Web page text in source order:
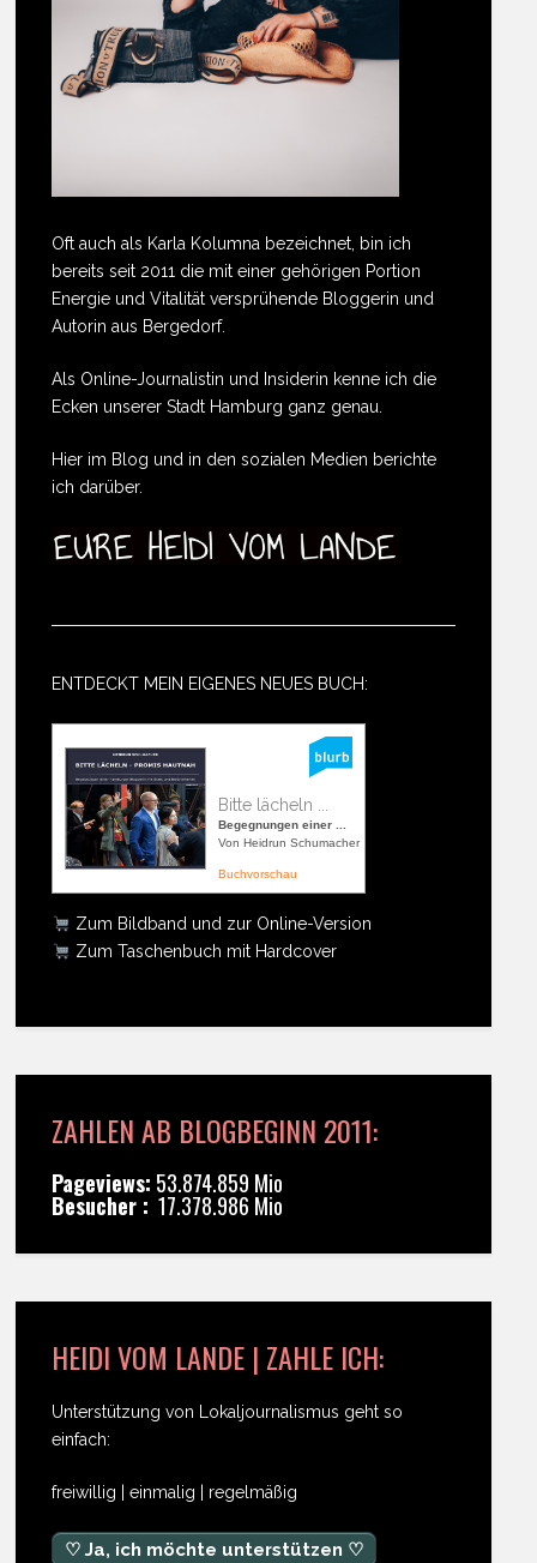
Oft auch als Karla Kolumna bezeichnet, bin ich
bereits seit 2011 die mit einer gehörigen Portion
Energie und Vitalität versprühende Bloggerin und
Autorin aus Bergedorf.
Als Online-Journalistin und Insiderin kenne ich die
Ecken unserer Stadt Hamburg ganz genau.
Hier im Blog und in den sozialen Medien berichte
ich darüber.
ENTDECKT MEIN EIGENES NEUES BUCH:
Bitte lächeln ...
Begegnungen einer ...
Von Heidrun Schumacher
Buchvorschau
Zum Bildband und zur Online-Version
Zum Taschenbuch mit Hardcover
ZAHLEN AB BLOGBEGINN 2011:
Pageviews: 53.874.859 Mio
Besucher : 17.378.986 Mio
HEIDI VOM LANDE | ZAHLE ICH:
Unterstützung von Lokaljournalismus geht so
einfach:
freiwillig | einmalig | regelmäßig
♡ Ja, ich möchte unterstützen ♡